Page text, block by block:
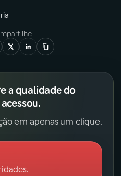
a qualidade do
em apenas um clique.